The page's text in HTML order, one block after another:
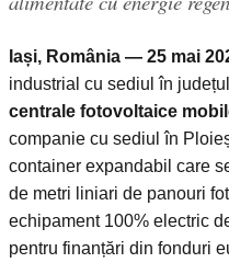
Iași, România — 25 mai
industrial cu sediul în
centrale fotovoltaice
companie cu sediul în
container expandabil care
de metri liniari de panouri
echipament 100% electric
pentru finanțări din fonduri